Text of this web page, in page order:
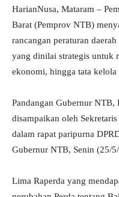
HarianNusa, Mataram –
Barat (Pemprov NTB)
rancangan peraturan
yang dinilai strategis untuk
ekonomi, hingga tata kelola
Pandangan Gubernur
disampaikan oleh
dalam rapat paripurna
Gubernur NTB, Senin (25/
Lima Raperda yang